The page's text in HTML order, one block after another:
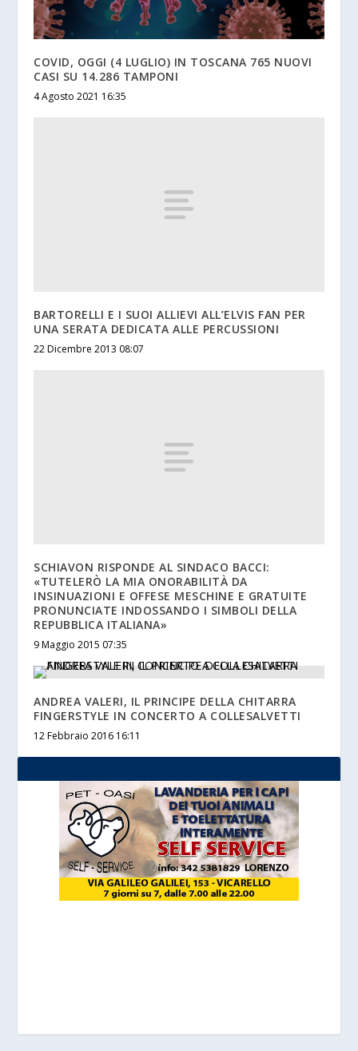
COVID, OGGI (4 LUGLIO) IN TOSCANA 765 NUOVI
CASI SU 14.286 TAMPONI
4 Agosto 2021 16:35
BARTORELLI E I SUOI ALLIEVI ALL’ELVIS FAN PER
UNA SERATA DEDICATA ALLE PERCUSSIONI
22 Dicembre 2013 08:07
SCHIAVON RISPONDE AL SINDACO BACCI:
«TUTELERÒ LA MIA ONORABILITÀ DA
INSINUAZIONI E OFFESE MESCHINE E GRATUITE
PRONUNCIATE INDOSSANDO I SIMBOLI DELLA
REPUBBLICA ITALIANA»
9 Maggio 2015 07:35
ANDREA VALERI, IL PRINCIPE DELLA CHITARRA
FINGERSTYLE IN CONCERTO A COLLESALVETTI
12 Febbraio 2016 16:11